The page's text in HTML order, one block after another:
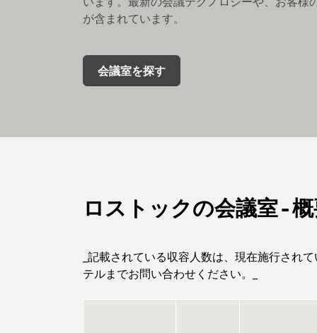
が含まれています。
会議室を探す
ロストックの会議室 -
_記載されている収容人数は、現在施行され
テルまでお問い合わせください。_